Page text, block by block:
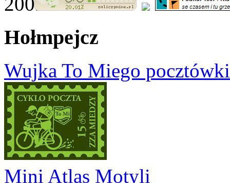
Hołmpejcz
Wujka To Miego
Mini Atlas Motyli